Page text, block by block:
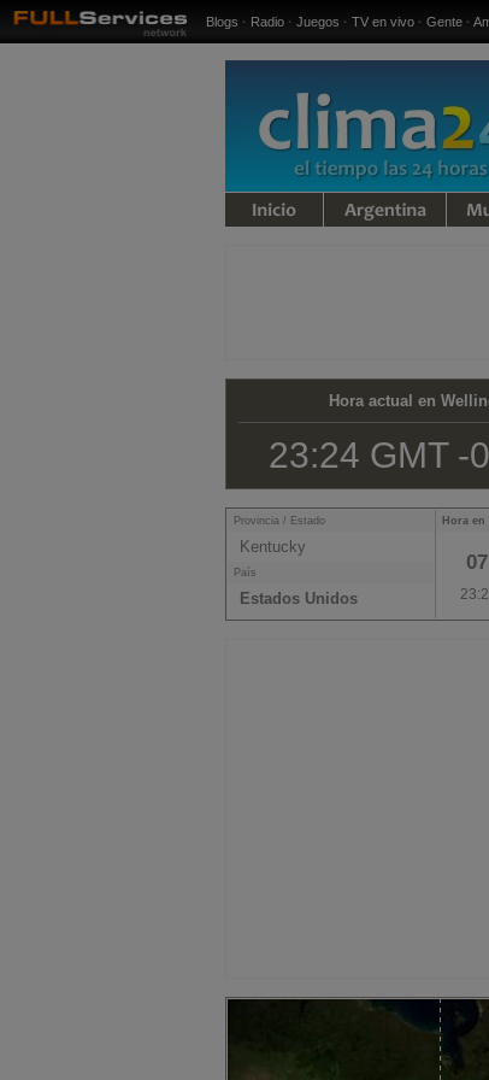
Blogs · Radio · Juegos · TV en vivo · Gente ·
Hora actual en
23:24 GMT -
Hora
Provincia / Estado
Kentucky
País
Estados Unidos